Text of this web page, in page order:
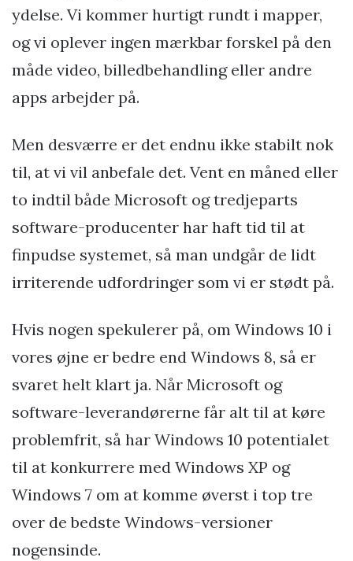
ydelse. Vi kommer hurtigt rundt i mapper,
og vi oplever ingen mærkbar forskel på den
måde video, billedbehandling eller andre
apps arbejder på.
Men desværre er det endnu ikke stabilt nok
til, at vi vil anbefale det. Vent en måned eller
to indtil både Microsoft og tredjeparts
software-producenter har haft tid til at
finpudse systemet, så man undgår de lidt
irriterende udfordringer som vi er stødt på.
Hvis nogen spekulerer på, om Windows 10 i
vores øjne er bedre end Windows 8, så er
svaret helt klart ja. Når Microsoft og
software-leverandørerne får alt til at køre
problemfrit, så har Windows 10 potentialet
til at konkurrere med Windows XP og
Windows 7 om at komme øverst i top tre
over de bedste Windows-versioner
nogensinde.